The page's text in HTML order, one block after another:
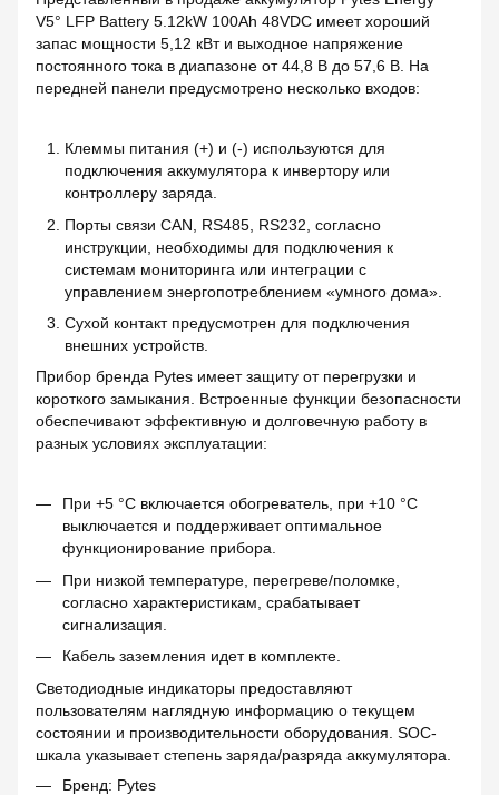
V5° LFP Battery 5.12kW 100Ah 48VDC имеет хороший
запас мощности 5,12 кВт и выходное напряжение
постоянного тока в диапазоне от 44,8 В до 57,6 В. На
передней панели предусмотрено несколько входов:
Клеммы питания (+) и (-) используются для
подключения аккумулятора к инвертору или
контроллеру заряда.
Порты связи CAN, RS485, RS232, согласно
инструкции, необходимы для подключения к
системам мониторинга или интеграции с
управлением энергопотреблением «умного дома».
Сухой контакт предусмотрен для подключения
внешних устройств.
Прибор бренда Pytes имеет защиту от перегрузки и
короткого замыкания. Встроенные функции безопасности
обеспечивают эффективную и долговечную работу в
разных условиях эксплуатации:
При +5 °C включается обогреватель, при +10 °C
выключается и поддерживает оптимальное
функционирование прибора.
При низкой температуре, перегреве/поломке,
согласно характеристикам, срабатывает
сигнализация.
Кабель заземления идет в комплекте.
Светодиодные индикаторы предоставляют
пользователям наглядную информацию о текущем
состоянии и производительности оборудования. SOC-
шкала указывает степень заряда/разряда аккумулятора.
Бренд: Pytes